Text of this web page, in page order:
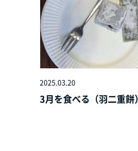
2025.03.20
3月を食べる（羽二重餅）